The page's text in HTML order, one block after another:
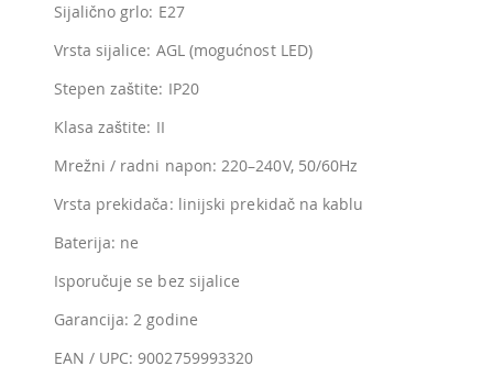
Sijalično grlo: E27
Vrsta sijalice: AGL (mogućnost LED)
Stepen zaštite: IP20
Klasa zaštite: II
Mrežni / radni napon: 220–240V, 50/60Hz
Vrsta prekidača: linijski prekidač na kablu
Baterija: ne
Isporučuje se bez sijalice
Garancija: 2 godine
EAN / UPC: 9002759993320